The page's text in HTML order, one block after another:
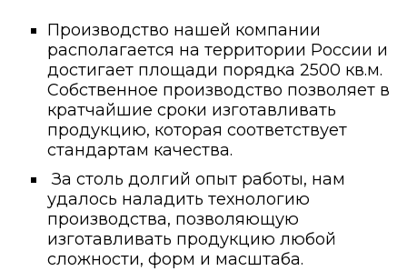
Производство нашей компании
располагается на территории России и
достигает площади порядка 2500 кв.м.
Собственное производство позволяет в
кратчайшие сроки изготавливать
продукцию, которая соответствует
стандартам качества.
За столь долгий опыт работы, нам
удалось наладить технологию
производства, позволяющую
изготавливать продукцию любой
сложности, форм и масштаба.